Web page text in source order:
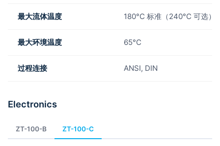
最大流体温度 180°C 标准（240°C 可选）
最大环境温度 65°C
过程连接 ANSI, DIN
Electronics
ZT-100-B ZT-100-C